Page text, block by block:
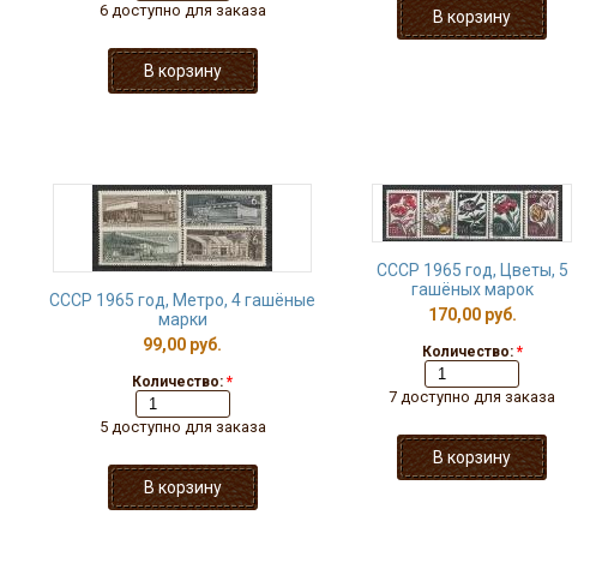
6 доступно для заказа
СССР 1965 год, Метро, 4 гашёные
марки
99,00 руб.
Количество: *
5 доступно для заказа
СССР 1965 год, Цветы, 5
гашёных марок
170,00 руб.
Количество: *
7 доступно для заказа